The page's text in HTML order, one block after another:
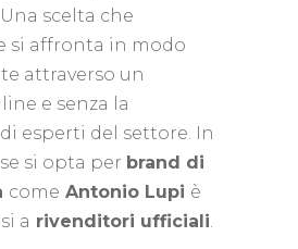
scelta che
si affronta in modo
attraverso un
e senza la
esperti del settore. In
si opta per brand di
come Antonio Lupi è
a rivenditori ufficiali.